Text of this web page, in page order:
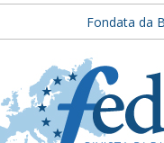
Fondata da